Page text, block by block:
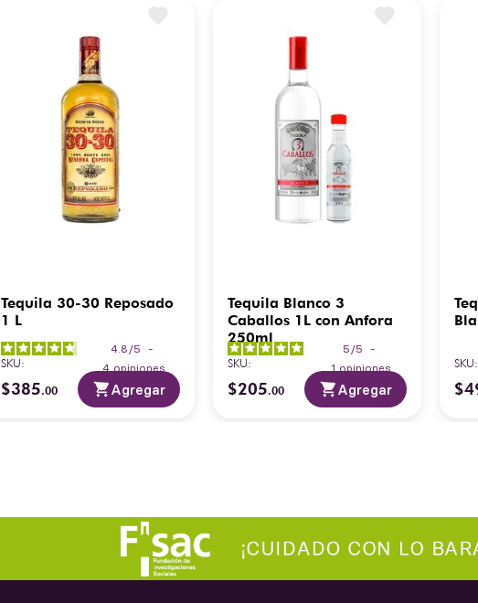
Tequila 30-30 Reposado
1 L
4.8 /5
-
4 opiniones
SKU:
$385.00 Agregar
Tequila Blanco 3
Caballos 1L con Anfora
250ml
5 /5
-
1 opiniones
SKU:
$205.00 Agregar
SKU:
$